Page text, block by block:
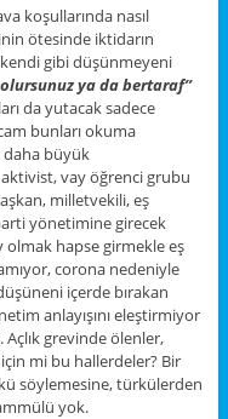
koşullarında nasıl
ötesinde iktidarın
gibi düşünmeyeni
olursunuz ya da bertaraf’’
da yutacak sadece
bunları okuma
daha büyük
vay öğrenci grubu
milletvekili, eş
yönetimine girecek
hapse girmekle eş
corona nedeniyle
içerde bırakan
anlayışını eleştirmiyor
Açlık grevinde ölenler,
mi bu hallerdeler? Bir
söylemesine, türkülerden
yok.